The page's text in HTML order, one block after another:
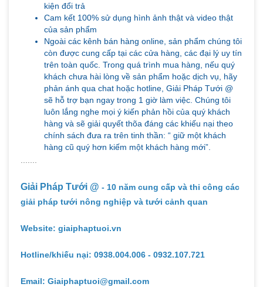
kiện đổi trả
Cam kết 100% sử dụng hình ảnh thật và video thật
của sản phẩm
Ngoài các kênh bán hàng online, sản phẩm chúng tôi
còn được cung cấp tại các cửa hàng, các đại lý uy tín
trên toàn quốc. Trong quá trình mua hàng, nếu quý
khách chưa hài lòng về sản phẩm hoặc dịch vụ, hãy
phản ánh qua chat hoặc hotline, Giải Pháp Tưới @
sẽ hỗ trợ bạn ngay trong 1 giờ làm việc. Chúng tôi
luôn lắng nghe mọi ý kiến phản hồi của quý khách
hàng và sẽ giải quyết thõa đáng các khiếu nại theo
chính sách đưa ra trên tinh thần: “ giữ một khách
hàng cũ quý hơn kiếm một khách hàng mới”.
.......
Giải Pháp Tưới @ - 10 năm cung cấp và thi công các
giải pháp tưới nông nghiệp và tưới cảnh quan
Website: giaiphaptuoi.vn
Hotline/khiếu nại: 0938.004.006 - 0932.107.721
Email: Giaiphaptuoi@gmail.com